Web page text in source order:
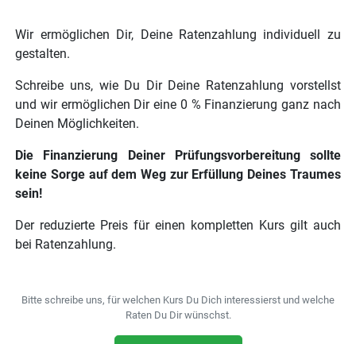
Wir ermöglichen Dir, Deine Ratenzahlung individuell zu
gestalten.
Schreibe uns, wie Du Dir Deine Ratenzahlung vorstellst
und wir ermöglichen Dir eine 0 % Finanzierung ganz nach
Deinen Möglichkeiten.
Die Finanzierung Deiner Prüfungsvorbereitung sollte
keine Sorge auf dem Weg zur Erfüllung Deines Traumes
sein!
Der reduzierte Preis für einen kompletten Kurs gilt auch
bei Ratenzahlung.
Bitte schreibe uns, für welchen Kurs Du Dich interessierst und welche
Raten Du Dir wünschst.